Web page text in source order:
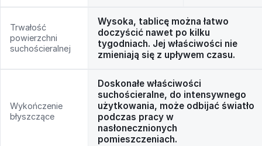
Trwałość
powierzchni
suchościeralnej
Wysoka, tablicę można łatwo
doczyścić nawet po kilku
tygodniach. Jej właściwości nie
zmieniają się z upływem czasu.
Wykończenie
błyszczące
Doskonałe właściwości
suchościeralne, do intensywnego
użytkowania, może odbijać światło
podczas pracy w
nasłonecznionych
pomieszczeniach.